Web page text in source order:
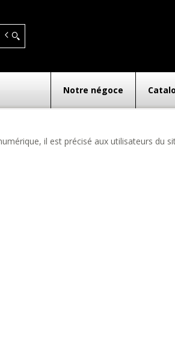
Notre négoce
il est précisé aux utilisateurs du